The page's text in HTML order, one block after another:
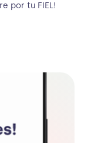
por tu FIEL!